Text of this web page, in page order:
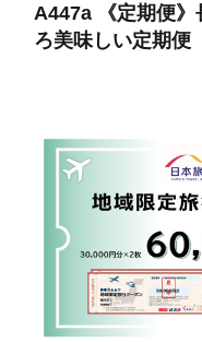
A447a 《定期便》
ろ美味しい定期便